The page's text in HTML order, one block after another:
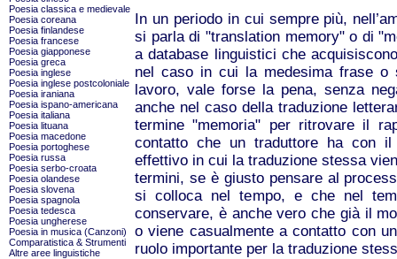
Poesia classica e medievale
Poesia coreana
Poesia finlandese
Poesia francese
Poesia giapponese
Poesia greca
Poesia inglese
Poesia inglese postcoloniale
Poesia iraniana
Poesia ispano-americana
Poesia italiana
Poesia lituana
Poesia macedone
Poesia portoghese
Poesia russa
Poesia serbo-croata
Poesia olandese
Poesia slovena
Poesia spagnola
Poesia tedesca
Poesia ungherese
Poesia in musica (Canzoni)
Comparatistica & Strumenti
Altre aree linguistiche
In un periodo in cui sempre più,
si parla di "translation memory" o di
a database linguistici che
nel caso in cui la medesima frase
lavoro, vale forse la pena, senza
anche nel caso della traduzione
termine "memoria" per ritrovare il
contatto che un traduttore ha con
effettivo in cui la traduzione stessa
termini, se è giusto pensare al
si colloca nel tempo, e che nel
conservare, è anche vero che già il
o viene casualmente a contatto con
ruolo importante per la traduzione